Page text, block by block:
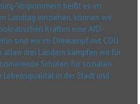
Vorpommern heißt es im
Landtag einziehen, können wir
Kräften eine AfD-
sind wir im Dreikampf mit CDU
allen drei Ländern kämpfen wir für
Schulen, für sozialen
in der Stadt und